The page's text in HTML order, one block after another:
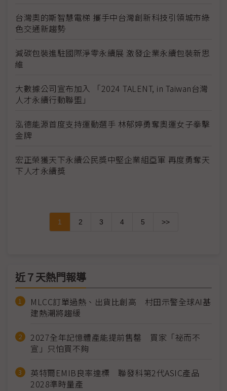
台灣奧的斯智慧電梯 攜手中台灣創新科技引領城市綠
色交通新趨勢
減碳包裝進駐國際淨零永續展 激發企業永續包裝新思
維
大數據公司宣布加入 「2024 TALENT, in Taiwan台灣
人才永續行動聯盟」
泓德能源首度支持運動選手 林郁婷勇奪奧運女子拳擊
金牌
宏正榮獲天下永續公民獎中堅企業組亞軍 再度勇奪天
下人才永續獎
1 2 3 4 5 >>
近７天熱門報導
MLCC訂單過熱、出貨比創高 村田示警全球AI基
建熱潮將趨緩
2027全年記憶體產能提前售罄 買家「祕而不
宣」只怕買不夠
英特爾EMIB良率達標 聯發科第2代ASIC產品
2028準時量產